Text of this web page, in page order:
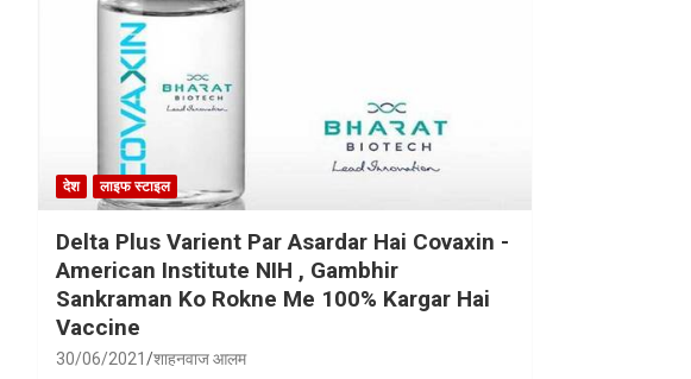
देश लाइफ स्टाइल
Delta Plus Varient Par Asardar Hai Covaxin -
American Institute NIH , Gambhir
Sankraman Ko Rokne Me 100% Kargar Hai
Vaccine
30/06/2021 शाहनवाज आलम